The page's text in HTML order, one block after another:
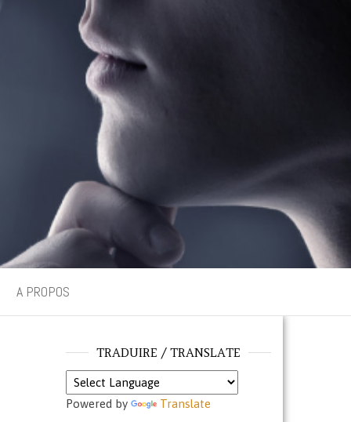
A PROPOS
TRADUIRE / TRANSLATE
Powered by Translate